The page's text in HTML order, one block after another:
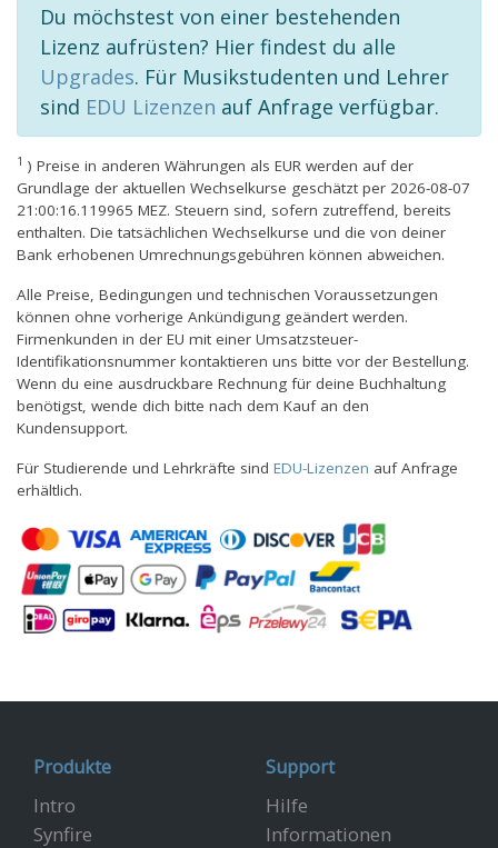
Du möchstest von einer bestehenden
Lizenz aufrüsten? Hier findest du alle
Upgrades. Für Musikstudenten und Lehrer
sind EDU Lizenzen auf Anfrage verfügbar.
1 ) Preise in anderen Währungen als EUR werden auf der
Grundlage der aktuellen Wechselkurse geschätzt per 2026-08-07
21:00:16.119965 MEZ. Steuern sind, sofern zutreffend, bereits
enthalten. Die tatsächlichen Wechselkurse und die von deiner
Bank erhobenen Umrechnungsgebühren können abweichen.
Alle Preise, Bedingungen und technischen Voraussetzungen
können ohne vorherige Ankündigung geändert werden.
Firmenkunden in der EU mit einer Umsatzsteuer-
Identifikationsnummer kontaktieren uns bitte vor der Bestellung.
Wenn du eine ausdruckbare Rechnung für deine Buchhaltung
benötigst, wende dich bitte nach dem Kauf an den
Kundensupport.
Für Studierende und Lehrkräfte sind EDU-Lizenzen auf Anfrage
erhältlich.
Produkte
Intro
Synfire
Support
Hilfe
Informationen